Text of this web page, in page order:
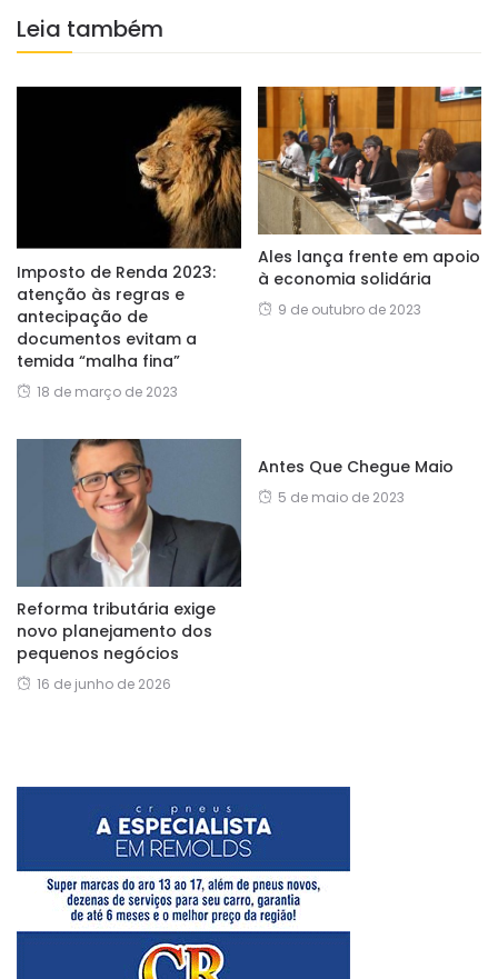
Leia também
Imposto de Renda 2023:
atenção às regras e
antecipação de
documentos evitam a
temida “malha fina”
18 de março de 2023
Ales lança frente em apoio
à economia solidária
9 de outubro de 2023
Reforma tributária exige
novo planejamento dos
pequenos negócios
16 de junho de 2026
Antes Que Chegue Maio
5 de maio de 2023